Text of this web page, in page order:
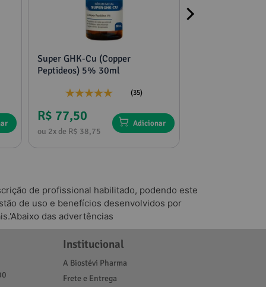
Super GHK-Cu (Copper
Peptideos) 5% 30ml
(35)
R$ 77,50
ou 2x de R$ 38,75
Adicionar
de profissional habilitado, podendo este
de uso e benefícios desenvolvidos por
das advertências
Institucional
A Biostévi Pharma
Frete e Entrega